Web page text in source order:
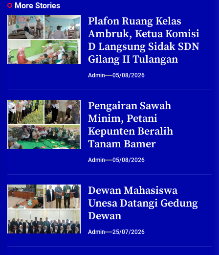
More Stories
Plafon Ruang Kelas
Ambruk, Ketua Komisi
D Langsung Sidak SDN
Gilang II Tulangan
Admin 05/08/2026
Pengairan Sawah
Minim, Petani
Kepunten Beralih
Tanam Bamer
Admin 05/08/2026
Dewan Mahasiswa
Unesa Datangi Gedung
Dewan
Admin 25/07/2026